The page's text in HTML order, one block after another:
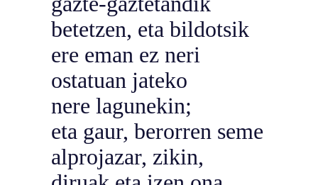
betetzen, eta bildotsik
ere eman ez neri
ostatuan jateko
nere lagunekin;
eta gaur, berorren seme
alprojazar, zikin,